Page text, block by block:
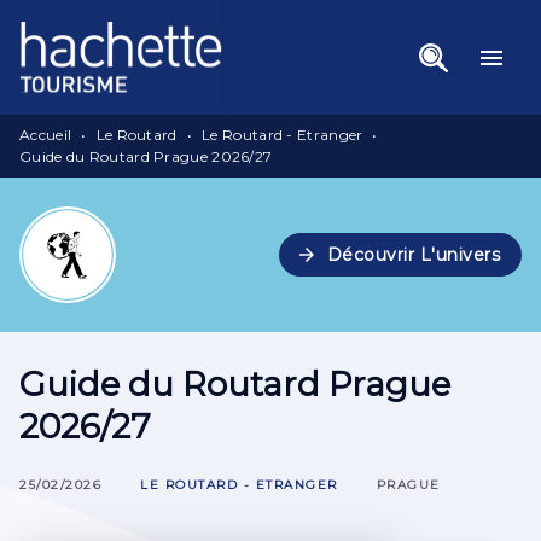
Menu Recherche
Pied De Page
menu
Accueil • Le Routard • Le Routard - Etranger •
Guide du Routard Prague 2026/27
arrow_forward Découvrir L'univers
Guide du Routard Prague
2026/27
25/02/2026 LE ROUTARD - ETRANGER PRAGUE